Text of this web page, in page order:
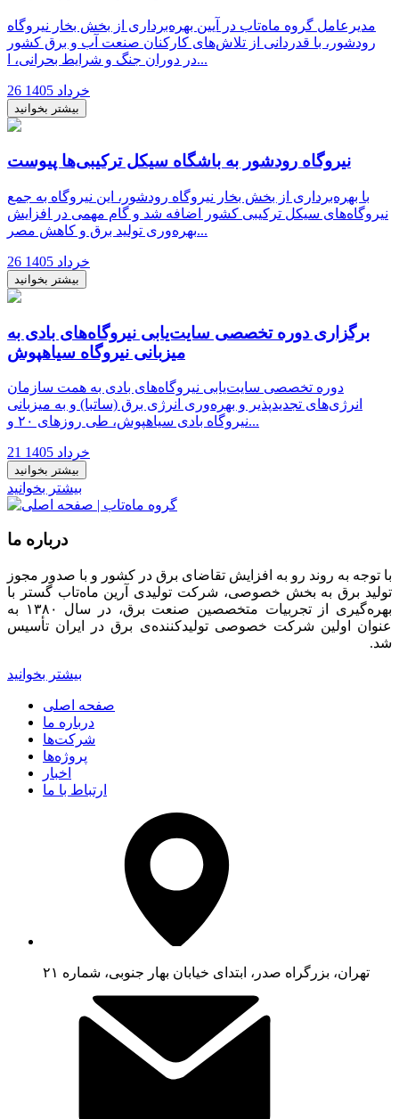
مدیرعامل گروه ماه‌تاب در آیین بهره‌برداری از بخش بخار نیروگاه
رودشور، با قدردانی از تلاش‌های کارکنان صنعت آب و برق کشور
در دوران جنگ و شرایط بحرانی، ا...
26 خرداد 1405
بیشتر بخوانید
نیروگاه رودشور به باشگاه سیکل ترکیبی‌ها پیوست
با بهره‌برداری از بخش بخار نیروگاه رودشور، این نیروگاه به جمع
نیروگاه‌های سیکل ترکیبی کشور اضافه شد و گام مهمی در افزایش
بهره‌وری تولید برق و کاهش مصر...
26 خرداد 1405
بیشتر بخوانید
برگزاری دوره تخصصی سایت‌یابی نیروگاه‌های بادی به
میزبانی نیروگاه سیاهپوش
دوره تخصصی سایت‌یابی نیروگاه‌های بادی به همت سازمان
انرژی‌های تجدیدپذیر و بهره‌وری انرژی برق (ساتبا) و به میزبانی
نیروگاه بادی سیاهپوش، طی روزهای ۲۰ و...
21 خرداد 1405
بیشتر بخوانید
بیشتر بخوانید
درباره ما
با توجه به روند رو به افزایش تقاضای برق در کشور و با صدور مجوز
تولید برق به بخش خصوصی، شرکت تولیدی آرین ماه‌تاب گستر با
بهره‌گیری از تجربیات متخصصین صنعت برق، در سال ۱۳۸۰ به
عنوان اولین شرکت خصوصی تولیدکننده‌ی برق در ایران تأسیس
شد.
بیشتر بخوانید
صفحه اصلی
درباره ما
شرکت‌ها
پروژه‌ها
اخبار
ارتباط با ما
تهران، بزرگراه صدر، ابتدای خیابان بهار جنوبی، شماره ۲۱